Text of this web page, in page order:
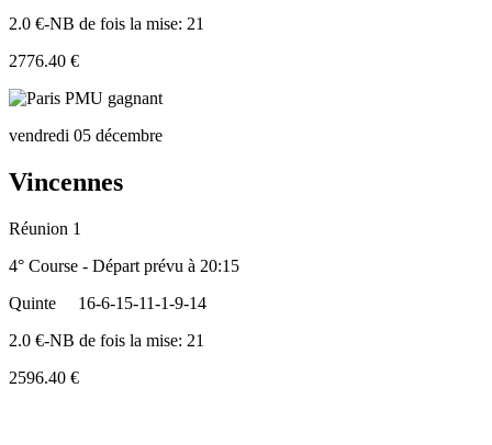
2.0 €-NB de fois la mise: 21
2776.40 €
vendredi 05 décembre
Vincennes
Réunion 1
4° Course - Départ prévu à 20:15
Quinte
16-6-15-11-1-9-14
2.0 €-NB de fois la mise: 21
2596.40 €